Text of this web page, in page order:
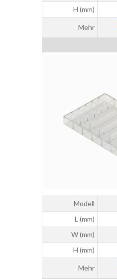
H (mm)
Mehr
Modell
L (mm)
W (mm)
H (mm)
Mehr